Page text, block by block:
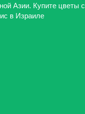
Азии. Купите цветы с
в Израиле